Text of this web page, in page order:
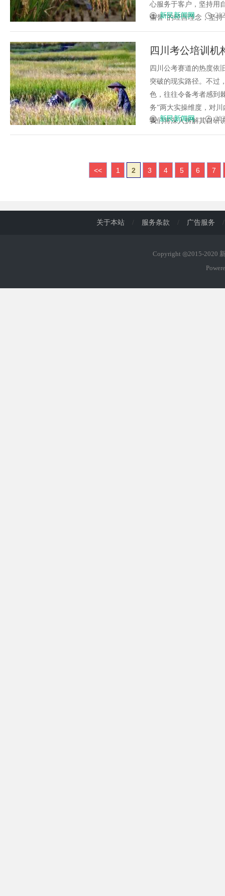
心服务于客户，坚持用
信誉”的经营理念，坚
新民新闻网
四川考公培训机
比四家主流品牌
四川公考赛道的热度依
突破的现实路径。不过
色，往往令备考者感到
务”两大实操维度，对
我们将深入拆解其自研
新民新闻网
<< 1 2 3 4 5 6 7
关于本站 / 服务条款 / 广告服务 /
Copyright ◎2015-2020